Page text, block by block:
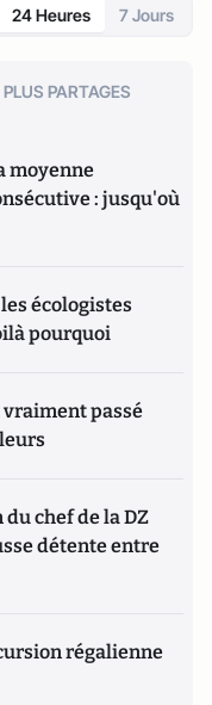
24 Heures 7 Jours
PLUS PARTAGES
moyenne
: jusqu'où
écologistes
pourquoi
vraiment passé
chef de la DZ
détente entre
régalienne